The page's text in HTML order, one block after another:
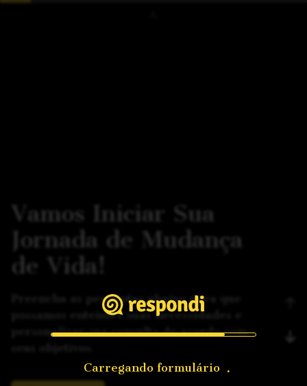
Vamos Iniciar Sua
Jornada de Mudança
de Vida!
Preencha as perguntas abaixo para que
possamos entender suas necessidades e
personalizar sua consulta de acordo com
Carregando formulário